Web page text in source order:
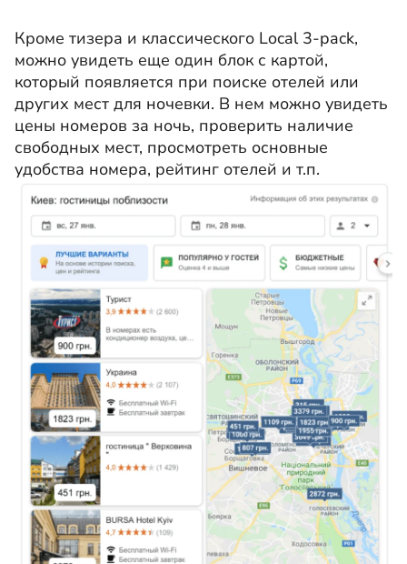
Кроме тизера и классического Local 3-pack,
можно увидеть еще один блок с картой,
который появляется при поиске отелей или
других мест для ночевки. В нем можно увидеть
цены номеров за ночь, проверить наличие
свободных мест, просмотреть основные
удобства номера, рейтинг отелей и т.п.